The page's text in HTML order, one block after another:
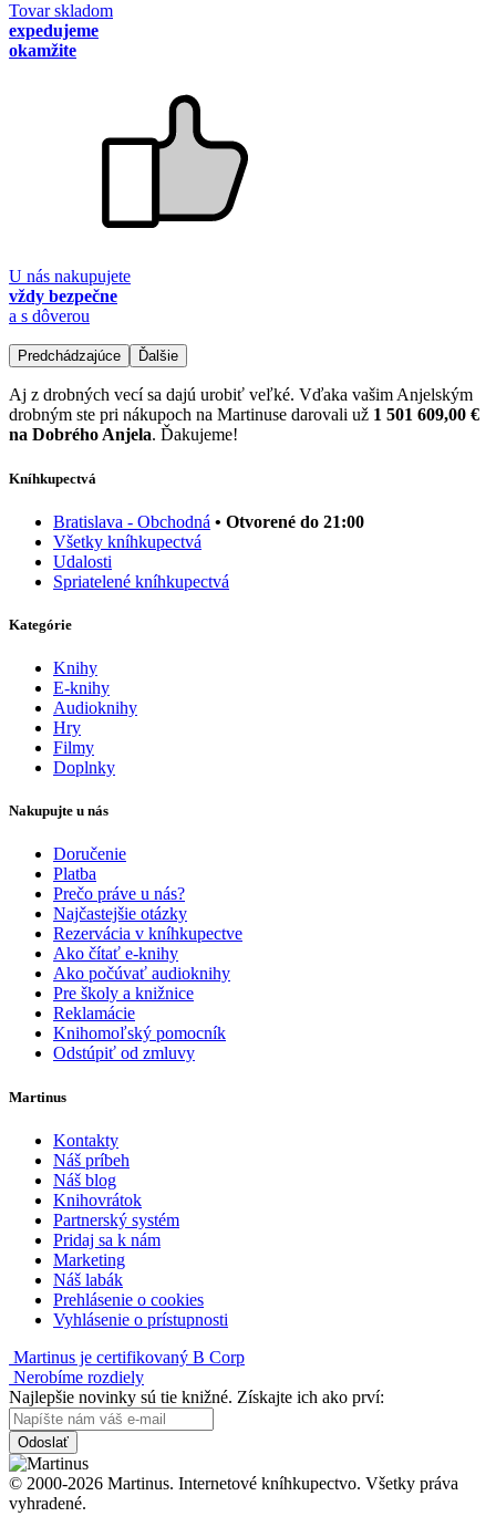
Tovar skladom
expedujeme
okamžite
U nás nakupujete
vždy bezpečne
a s dôverou
Predchádzajúce Ďalšie
Aj z drobných vecí sa dajú urobiť veľké. Vďaka vašim Anjelským
drobným ste pri nákupoch na Martinuse darovali už 1 501 609,00 €
na Dobrého Anjela. Ďakujeme!
Kníhkupectvá
Bratislava - Obchodná • Otvorené do 21:00
Všetky kníhkupectvá
Udalosti
Spriatelené kníhkupectvá
Kategórie
Knihy
E-knihy
Audioknihy
Hry
Filmy
Doplnky
Nakupujte u nás
Doručenie
Platba
Prečo práve u nás?
Najčastejšie otázky
Rezervácia v kníhkupectve
Ako čítať e-knihy
Ako počúvať audioknihy
Pre školy a knižnice
Reklamácie
Knihomoľský pomocník
Odstúpiť od zmluvy
Martinus
Kontakty
Náš príbeh
Náš blog
Knihovrátok
Partnerský systém
Pridaj sa k nám
Marketing
Náš labák
Prehlásenie o cookies
Vyhlásenie o prístupnosti
Martinus je certifikovaný B Corp
Nerobíme rozdiely
Najlepšie novinky sú tie knižné. Získajte ich ako prví:
Odoslať
© 2000-2026 Martinus. Internetové kníhkupectvo. Všetky práva
vyhradené.